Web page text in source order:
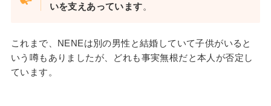
いを支えあっています。
これまで、NENEは別の男性と結婚していて子供がいると
いう噂もありましたが、どれも事実無根だと本人が否定し
ています。